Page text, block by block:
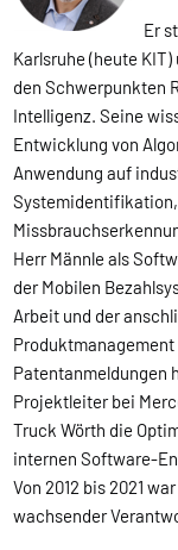
Er
Karlsruhe (heute
den Schwerpunkten
Intelligenz. Seine
Entwicklung von
Anwendung auf
Herr Männle als
der Mobilen
Arbeit und der
Patentanmeldungen
Projektleiter bei
Truck Wörth die
internen Software-
Von 2012 bis 2021
wachsender